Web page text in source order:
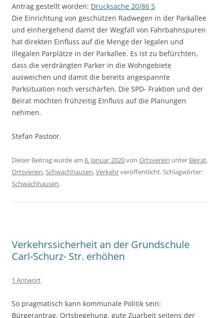
Antrag gestellt worden: Drucksache 20/86 S
Die Einrichtung von geschützen Radwegen in der Parkallee
und einhergehend damit der Wegfall von Fahrbahnspuren
hat direkten Einfluss auf die Menge der legalen und
illegalen Parplätze in der Parkallee. Es ist zu befürchten,
dass die verdrängten Parker in die Wohngebiete
ausweichen und damit die bereits angespannte
Parksituation noch verschärfen. Die SPD- Fraktion und der
Beirat möchten frühzeitig EInfluss auf die Planungen
nehmen.
Stefan Pastoor.
Dieser Beitrag wurde am 6. Januar 2020von Ortsverein unter Beirat,
Ortsverein,Schwachhausen,Verkehrveröffentlicht. Schlagwörter:
Schwachhausen.
Verkehrssicherheit an der Grundschule
Carl-Schurz- Str. erhöhen
1 Antwort
So pragmatisch kann kommunale Politik sein:
Bürgerantrag, Ortsbegehung, gute Zuarbeit seitens der